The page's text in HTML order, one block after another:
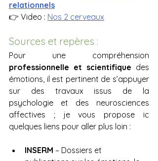
relationnels
👉 Video : Nos 2 cerveaux
Sources et repères :
professionnelle et scientifique des
émotions, il est pertinent de s’appuyer
sur des travaux issus de la
psychologie et des neurosciences
affectives ; je vous propose ic
quelques liens pour aller plus loin :
INSERM – Dossiers et